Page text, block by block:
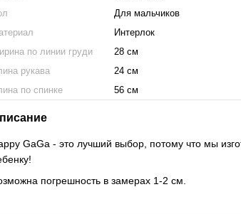
Для мальчиков
Интерлок
по линии груди
28 см
рукава
24 см
по спинке
56 см
GaGa - это лучший выбор, потому что мы
погрешность в замерах 1-2 см.